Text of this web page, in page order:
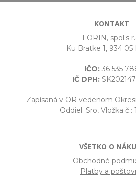
KONTAKT
LORIN, spol.s
Ku Bratke 1, 934 05
IČO: 36 535
IČ DPH:
Zapísaná v OR vedenom
Oddiel: Sro, Vložka č.:
VŠETKO O
Obchodné
Platby a